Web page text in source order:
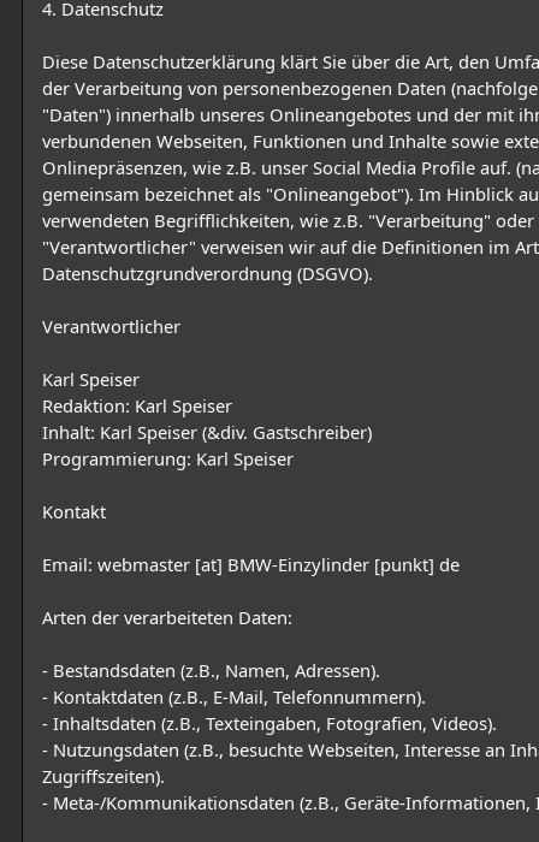
4. Datenschutz
Diese Datenschutzerklärung klärt Sie über die Art, den
der Verarbeitung von personenbezogenen Daten
"Daten") innerhalb unseres Onlineangebotes und der mit
verbundenen Webseiten, Funktionen und Inhalte sowie
Onlinepräsenzen, wie z.B. unser Social Media Profile auf.
gemeinsam bezeichnet als "Onlineangebot"). Im Hinblick
verwendeten Begrifflichkeiten, wie z.B. "Verarbeitung" oder
"Verantwortlicher" verweisen wir auf die Definitionen im
Datenschutzgrundverordnung (DSGVO).
Verantwortlicher
Karl Speiser
Redaktion: Karl Speiser
Inhalt: Karl Speiser (&div. Gastschreiber)
Programmierung: Karl Speiser
Kontakt
Email: webmaster [at] BMW-Einzylinder [punkt] de
Arten der verarbeiteten Daten:
- Bestandsdaten (z.B., Namen, Adressen).
- Kontaktdaten (z.B., E-Mail, Telefonnummern).
- Inhaltsdaten (z.B., Texteingaben, Fotografien, Videos).
- Nutzungsdaten (z.B., besuchte Webseiten, Interesse an
Zugriffszeiten).
- Meta-/Kommunikationsdaten (z.B., Geräte-Informationen,